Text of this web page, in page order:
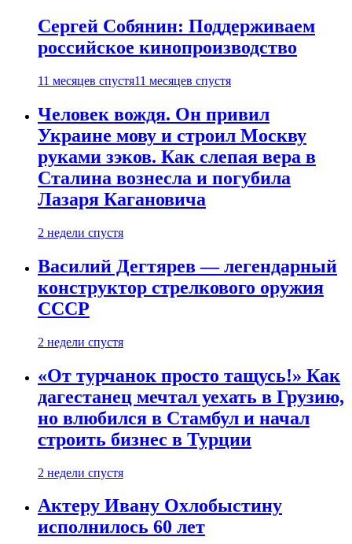
Сергей Собянин: Поддерживаем
российское кинопроизводство
11 месяцев спустя11 месяцев спустя
Человек вождя. Он привил
Украине мову и строил Москву
руками зэков. Как слепая вера в
Сталина вознесла и погубила
Лазаря Кагановича
2 недели спустя
Василий Дегтярев — легендарный
конструктор стрелкового оружия
СССР
2 недели спустя
«От турчанок просто тащусь!» Как
дагестанец мечтал уехать в Грузию,
но влюбился в Стамбул и начал
строить бизнес в Турции
2 недели спустя
Актеру Ивану Охлобыстину
исполнилось 60 лет